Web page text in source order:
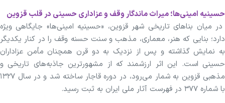
حسینیه امینی‌ها؛ میراث ماندگار وقف و عزاداری حسینی در قلب قزوین
در میان بنا‌های تاریخی شهر قزوین، «حسینیه امینی‌ها» جایگاهی ویژه
دارد؛ بنایی که هنر، معماری، مذهب و سنت حسنه وقف را در کنار یکدیگر
به نمایش گذاشته و پس از نزدیک به دو قرن همچنان مأمن عزاداران
حسینی است. این اثر ارزشمند که از مشهورترین جاذبه‌های تاریخی و
مذهبی قزوین به شمار می‌رود، در دوره قاجار ساخته شد و در سال ۱۳۲۷
با شماره ۳۷۷ در فهرست آثار ملی ایران به ثبت رسید.